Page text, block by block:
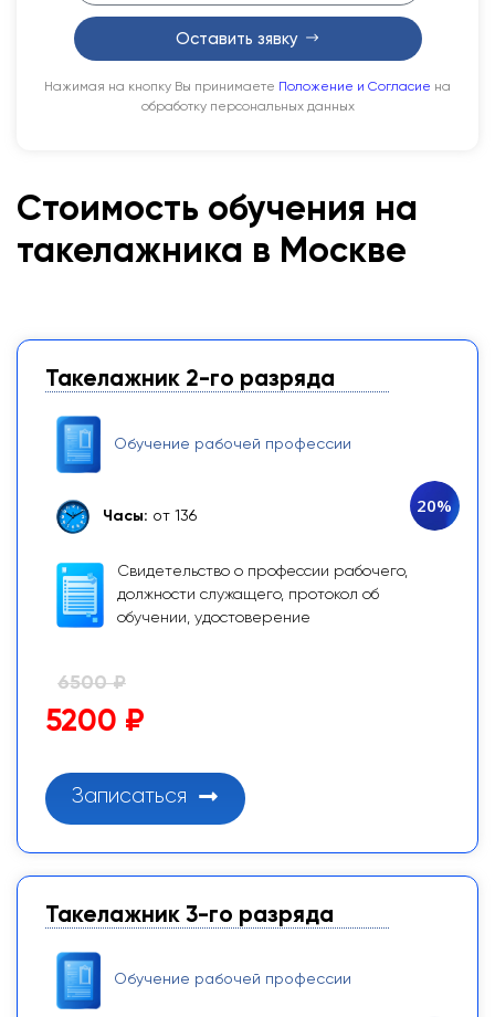
Оставить зявку
Нажимая на кнопку Вы принимаете Положение и Согласие на
обработку персональных данных
Стоимость обучения на
такелажника в Москве
Такелажник 2-го разряда
Обучение рабочей профессии
Часы: от 136
Свидетельство о профессии рабочего,
должности служащего, протокол об
обучении, удостоверение
20%
6500 ₽
5200 ₽
Записаться
Такелажник 3-го разряда
Обучение рабочей профессии